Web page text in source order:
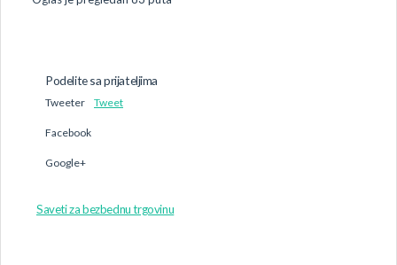
Podelite sa prijateljima
Tweeter Tweet
Facebook
Google+
Saveti za bezbednu trgovinu